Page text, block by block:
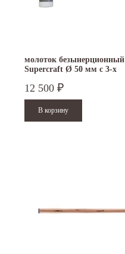
молоток безынерционный
Supercraft Ø 50 мм с 3-х
NEW 3399.050
12 500 ₽